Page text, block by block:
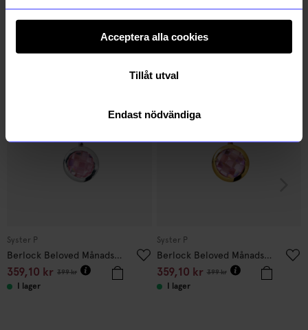
Acceptera alla cookies
Tillåt utval
Endast nödvändiga
140kr
I lager
399kr
I lager
Andra köpte även
Syster P
Berlock Beloved Månadssten Oktober Silver
359,10 kr 399kr
I lager
Syster P
Berlock Beloved Månadssten Oktober Guld
359,10 kr 399kr
I lager